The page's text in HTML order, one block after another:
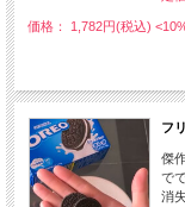
価格： 1,782円(税込)
フ
傑
で
消